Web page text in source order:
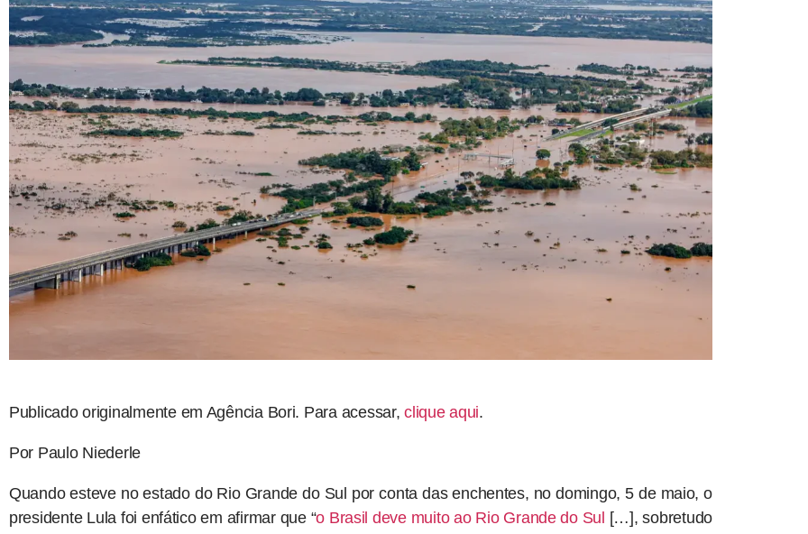
Publicado originalmente em Agência Bori. Para acessar,clique aqui.
Por Paulo Niederle
Quando esteve no estado do Rio Grande do Sul por conta das enchentes, no domingo, 5 de maio, o
presidente Lula foi enfático em afirmar que “o Brasil deve muito ao Rio Grande do Sul […], sobretudo